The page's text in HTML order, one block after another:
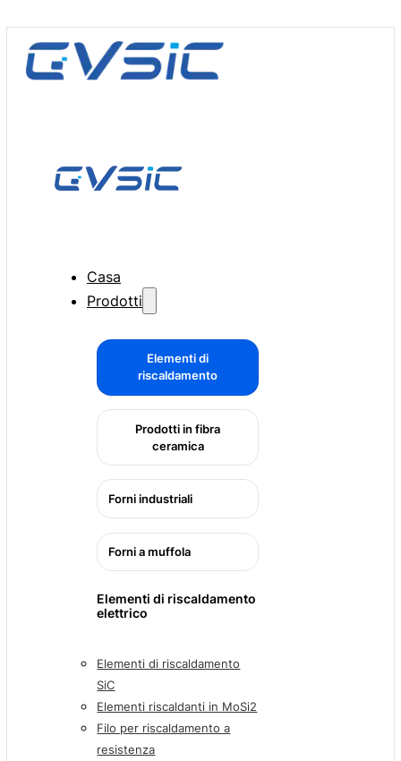
Casa
Prodotti
Elementi di
riscaldamento
Prodotti in fibra
ceramica
Forni industriali
Forni a muffola
Elementi di riscaldamento
elettrico
Elementi di riscaldamento
SiC
Elementi riscaldanti in MoSi2
Filo per riscaldamento a
resistenza